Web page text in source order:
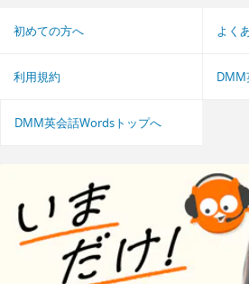
初めての方へ よく
利用規約 DMM
DMM英会話Wordsトップへ